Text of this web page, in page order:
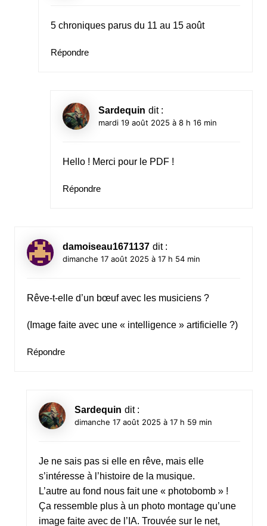
5 chroniques parus du 11 au 15 août
Répondre
Sardequin dit :
mardi 19 août 2025 à 8 h 16 min
Hello ! Merci pour le PDF !
Répondre
damoiseau1671137 dit :
dimanche 17 août 2025 à 17 h 54 min
Rêve-t-elle d’un bœuf avec les musiciens ?
(Image faite avec une « intelligence » artificielle ?)
Répondre
Sardequin dit :
dimanche 17 août 2025 à 17 h 59 min
Je ne sais pas si elle en rêve, mais elle
s’intéresse à l’histoire de la musique.
L’autre au fond nous fait une « photobomb » !
Ça ressemble plus à un photo montage qu’une
image faite avec de l’IA. Trouvée sur le net,